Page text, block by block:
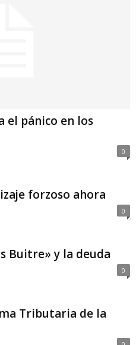
el pánico en los
0
forzoso ahora
0
Buitre» y la deuda
0
Tributaria de la